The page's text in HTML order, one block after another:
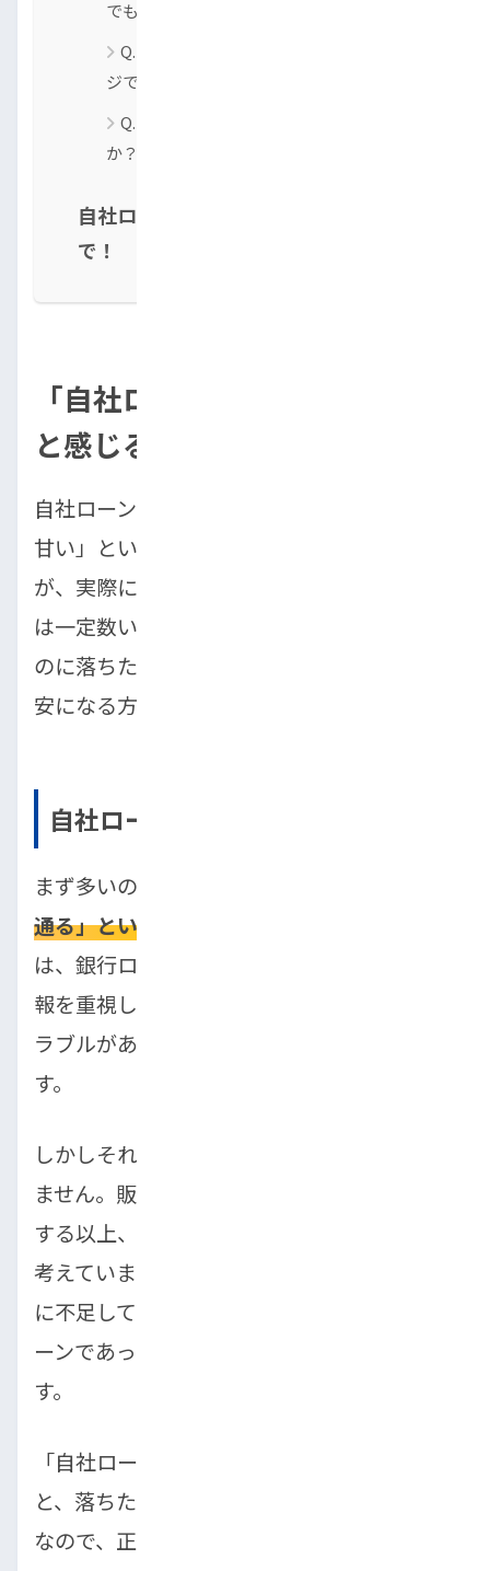
でも大丈夫ですか？
Q. どれくらい期間を空ければ再チャレン
ジできますか？
Q. 在籍確認や職場への連絡はあります
か？
自社ローン審査に落ちた人も諦めない
で！
「自社ローンなのに落ちた…」
と感じる人が多い理由
自社ローンは「信用情報を見ない」「審査が
甘い」といったイメージを持たれがちです
が、実際には自社ローンでも審査に落ちる人
は一定数います。そのため、「自社ローンな
のに落ちた＝自分はもう無理なのでは」と不
安になる方も少なくありません。
自社ローン＝誰でも通るという誤解
まず多いのが、
通る」という誤解
は、銀行ローンや信販ローンと比べて信用情
報を重視しないケースが多く、過去に金融ト
ラブルがあっても利用できる可能性がありま
す。
しかしそれは「無審査」という意味ではあり
ません。販売店側も、車両代金を分割で回収
する以上、回収できないリスクは避けたいと
考えています。そのため、返済能力が明らか
に不足していると判断された場合は、自社ロ
ーンであっても審査に落ちることがありま
す。
「自社ローン＝必ず通る」と思い込んでいる
と、落ちたときのショックが大きくなりがち
なので、正しい理解が重要です。